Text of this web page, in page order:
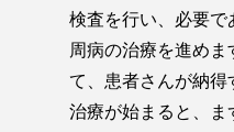
検査を行い、必要で
周病の治療を進め
て、患者さんが納得
治療が始まると、ま